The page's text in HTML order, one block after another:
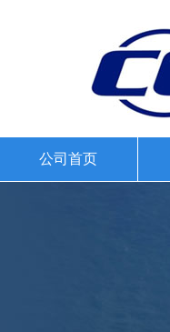
公司首页